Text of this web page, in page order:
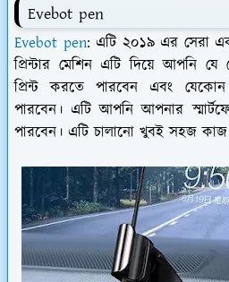
Evebot pen
Evebot pen: এটি ২০১৯ এর সেরা
প্রিন্টার মেশিন এটি দিয়ে আপনি
প্রিন্ট করতে পারবেন এবং
পারবেন। এটি আপনি আপনার
পারবেন। এটি চালানো খুবই সহজ